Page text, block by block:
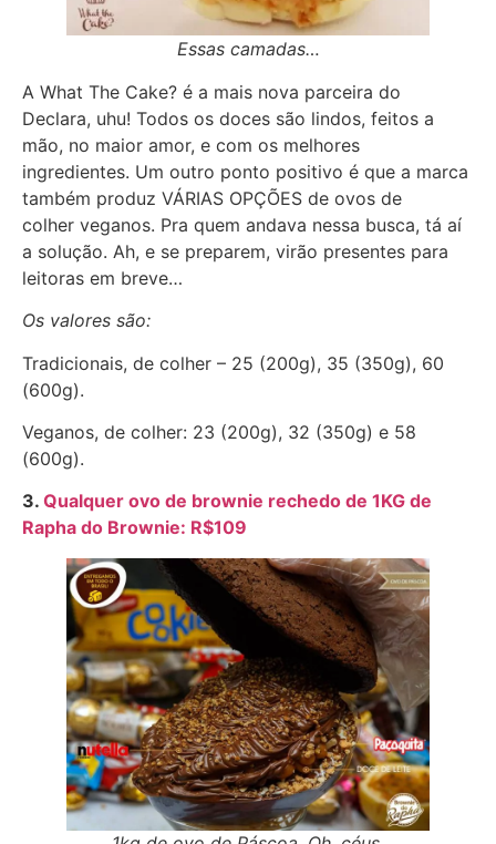
Essas camadas…
A What The Cake? é a mais nova parceira do
Declara, uhu! Todos os doces são lindos, feitos a
mão, no maior amor, e com os melhores
ingredientes. Um outro ponto positivo é que a marca
também produz VÁRIAS OPÇÕES de ovos de
colher veganos. Pra quem andava nessa busca, tá aí
a solução. Ah, e se preparem, virão presentes para
leitoras em breve…
Os valores são:
Tradicionais, de colher – 25 (200g), 35 (350g), 60
(600g).
Veganos, de colher: 23 (200g), 32 (350g) e 58
(600g).
3. Qualquer ovo de brownie rechedo de 1KG de
Rapha do Brownie: R$109